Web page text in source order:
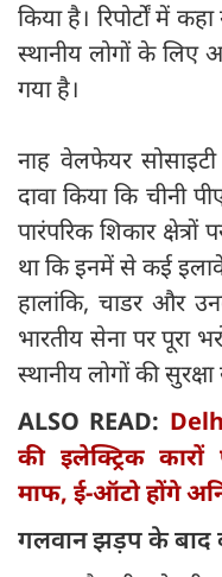
किया है। रिपोर्टों में
स्थानीय लोगों के लिए
गया है।
नाह वेलफेयर
दावा किया कि चीनी
पारंपरिक शिकार
था कि इनमें से कई
हालांकि, चाडर और
भारतीय सेना पर पूरा
स्थानीय लोगों की
ALSO READ:
की इलेक्ट्रिक
माफ, ई-ऑटो होंगे
गलवान झड़प के बाद